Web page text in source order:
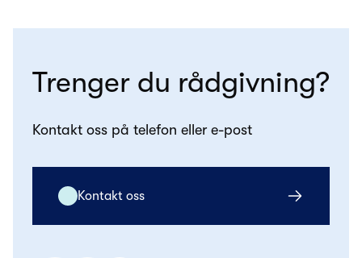
Trenger du rådgivning?
Kontakt oss på telefon eller e-post
Kontakt oss